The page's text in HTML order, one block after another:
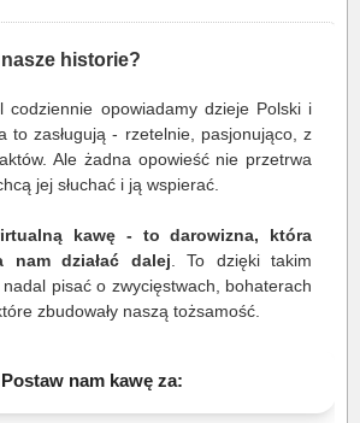
historie?
codziennie opowiadamy dzieje Polski i
to zasługują - rzetelnie, pasjonująco, z
Ale żadna opowieść nie przetrwa
jej słuchać i ją wspierać.
kawę - to darowizna, która
nam działać dalej . To dzięki takim
pisać o zwycięstwach, bohaterach
zbudowały naszą tożsamość.
Postaw nam kawę za: